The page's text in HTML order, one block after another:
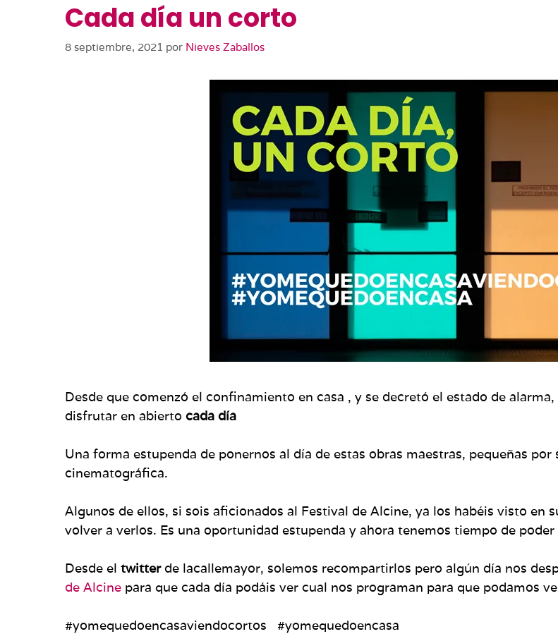
Cada día un corto
8 septiembre, 2021 por Nieves Zaballos
Desde que comenzó el confinamiento en casa , y se decretó el estado de alarma,
disfrutar en abierto cada día
Una forma estupenda de ponernos al día de estas obras maestras, pequeñas
cinematográfica.
Algunos de ellos, si sois aficionados al Festival de Alcine, ya los habéis visto en
volver a verlos. Es una oportunidad estupenda y ahora tenemos tiempo de poder
Desde el twitterde lacallemayor, solemos recompartirlos pero algún día nos
de Alcine para que cada día podáis ver cual nos programan para que podamos
#yomequedoencasaviendocortos #yomequedoencasa